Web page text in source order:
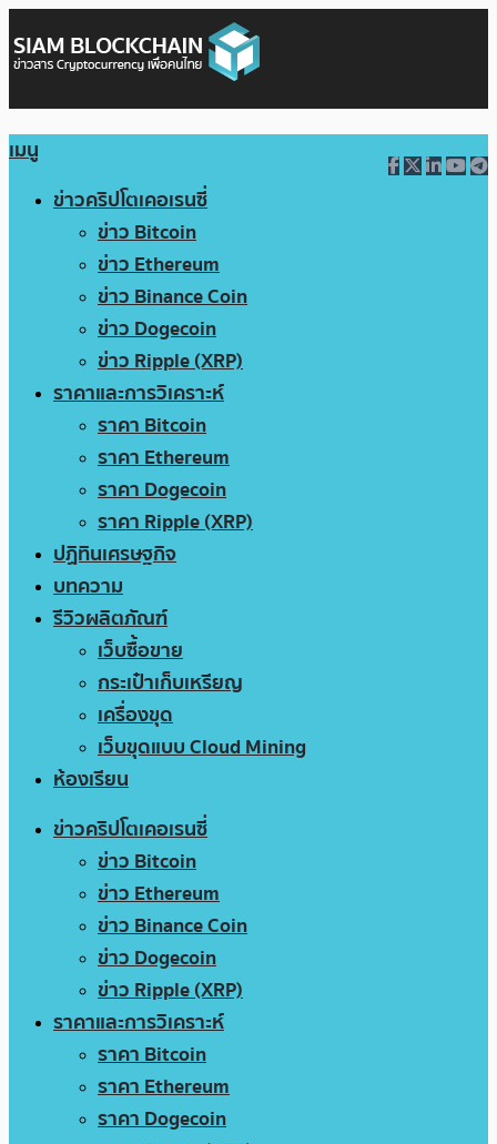
เมนู
ข่าวคริปโตเคอเรนซี่
ข่าว Bitcoin
ข่าว Ethereum
ข่าว Binance Coin
ข่าว Dogecoin
ข่าว Ripple (XRP)
ราคาและการวิเคราะห์
ราคา Bitcoin
ราคา Ethereum
ราคา Dogecoin
ราคา Ripple (XRP)
ปฏิทินเศรษฐกิจ
บทความ
รีวิวผลิตภัณฑ์
เว็บซื้อขาย
กระเป๋าเก็บเหรียญ
เครื่องขุด
เว็บขุดแบบ Cloud Mining
ห้องเรียน
ข่าวคริปโตเคอเรนซี่
ข่าว Bitcoin
ข่าว Ethereum
ข่าว Binance Coin
ข่าว Dogecoin
ข่าว Ripple (XRP)
ราคาและการวิเคราะห์
ราคา Bitcoin
ราคา Ethereum
ราคา Dogecoin